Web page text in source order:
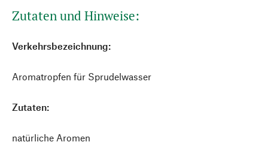
Zutaten und Hinweise:
Verkehrsbezeichnung:
Aromatropfen für Sprudelwasser
Zutaten:
natürliche Aromen